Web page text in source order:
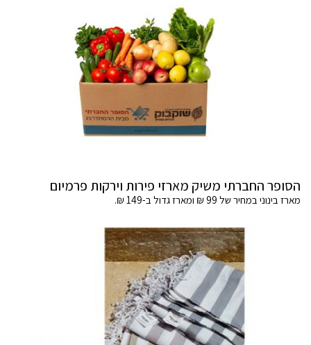
הסופר החברתי משיק מארזי פירות וירקות פרמיום
מארז בינוני במחיר של 99 ₪ ומארז גדול ב-149 ₪.